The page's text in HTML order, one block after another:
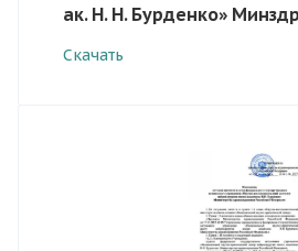
ак. Н. Н. Бурденко»
Скачать